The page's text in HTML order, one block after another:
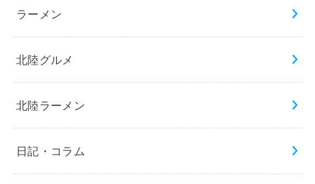
ラーメン
北陸グルメ
北陸ラーメン
日記・コラム